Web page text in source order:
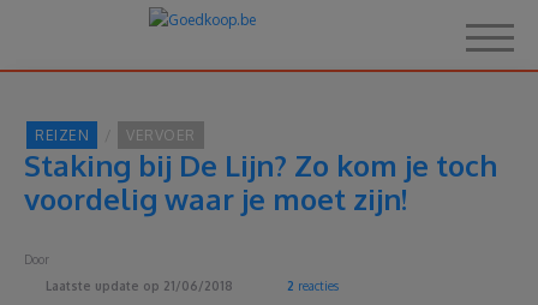
Over Goedkoop.be
REIZEN VERVOER
Staking bij De Lijn? Zo kom je toch
voordelig waar je moet zijn!
Door
Laatste update op 21/06/2018 2 reacties